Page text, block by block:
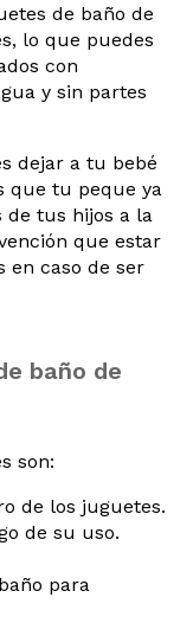
de baño de
lo que puedes
con
y sin partes
dejar a tu bebé
que tu peque ya
de tus hijos a la
que estar
en caso de ser
baño de
son:
de los juguetes.
de su uso.
para